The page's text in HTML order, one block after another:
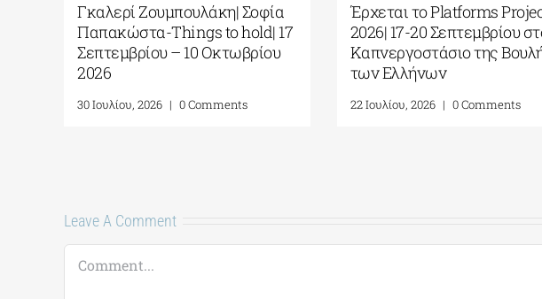
Γκαλερί Ζουμπουλάκη| Σοφία
Παπακώστα-Things to hold| 17
Σεπτεμβρίου – 10 Οκτωβρίου
2026
30 Ιουλίου, 2026 | 0 Comments
Έρχεται το Platforms
2026| 17-20 Σεπτεμβρίου
Καπνεργοστάσιο της
των Ελλήνων
22 Ιουλίου, 2026 | 0 Comments
Leave A Comment
Comment